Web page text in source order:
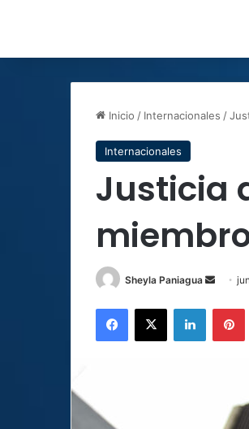
Inicio / Internacionales /
Internacionales
Justicia
Sheyla Paniagua
Send
email
Facebook
X LinkedIn